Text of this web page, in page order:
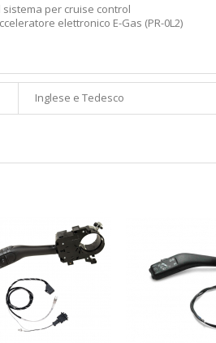
per cruise control
elettronico E-Gas (PR-0L2)
Inglese e Tedesco